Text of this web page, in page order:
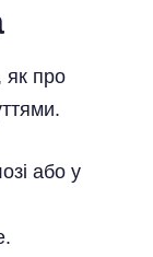
як про
або у